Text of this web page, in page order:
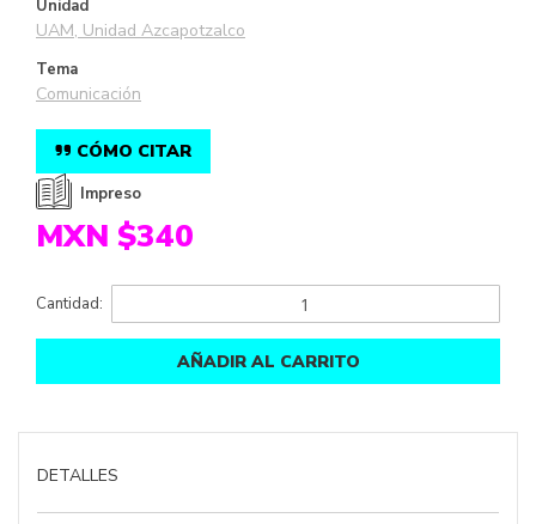
Unidad
UAM, Unidad Azcapotzalco
Tema
Comunicación
CÓMO CITAR
Impreso
MXN $340
Cantidad:
AÑADIR AL CARRITO
DETALLES